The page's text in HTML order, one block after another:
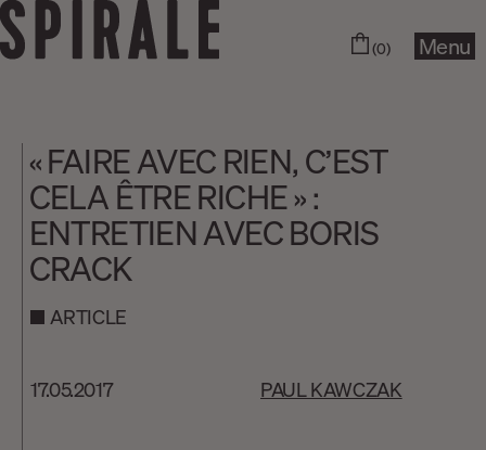
(0) Menu
« FAIRE AVEC RIEN, C’EST
CELA ÊTRE RICHE » :
ENTRETIEN AVEC BORIS
CRACK
ARTICLE
17.05.2017 PAUL KAWCZAK